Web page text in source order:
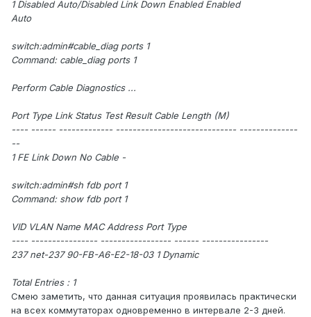
1 Disabled Auto/Disabled Link Down Enabled Enabled
Auto
switch:admin#cable_diag ports 1
Command: cable_diag ports 1
Perform Cable Diagnostics ...
Port Type Link Status Test Result Cable Length (M)
---- ------ ------------- ----------------------------- --------------
--
1 FE Link Down No Cable -
switch:admin#sh fdb port 1
Command: show fdb port 1
VID VLAN Name MAC Address Port Type
---- ---------------- ----------------- ------ ----------------
237 net-237 90-FB-A6-E2-18-03 1 Dynamic
Total Entries : 1
Смею заметить, что данная ситуация проявилась практически
на всех коммутаторах одновременно в интервале 2-3 дней.